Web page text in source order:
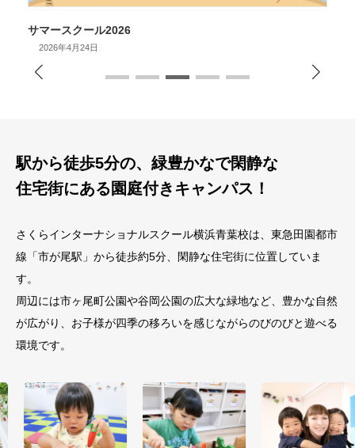
サマースクール2026
2026年4月24日
駅から徒歩5分の、緑豊かなで閑静な
住宅街にある園庭付きキャンパス！
さくらインターナショナルスクール横浜青葉校は、東急田園都市
線「市が尾駅」から徒歩約5分、閑静な住宅街に位置していま
す。
周辺には市ヶ尾町公園や谷岡公園の広大な緑地など、豊かな自然
が広がり、お子様が四季の移ろいを感じながらのびのびと遊べる
環境です。